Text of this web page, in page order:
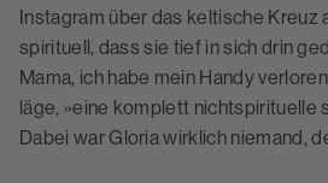
Instagram über das keltische Kreuz
spirituell, dass sie tief in sich drin
Mama, ich habe mein Handy
läge, »eine komplett nichtspirituelle
Dabei war Gloria wirklich niemand,